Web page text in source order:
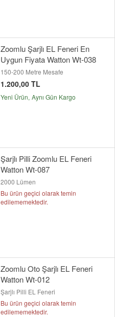
Zoomlu Şarjlı EL Feneri En
Uygun Fiyata Watton Wt-038
150-200 Metre Mesafe
1.200,00 TL
Yeni Ürün Aynı Gün Kargo
Şarjlı Pilli Zoomlu EL Feneri
Watton Wt-087
2000 Lümen
Bu ürün geçici olarak temin
edilememektedir.
Zoomlu Oto Şarjlı EL Feneri
Watton Wt-012
Şarjlı Pilli EL Feneri
Bu ürün geçici olarak temin
edilememektedir.